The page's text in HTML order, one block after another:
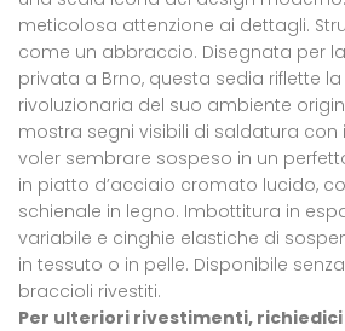
meticolosa attenzione ai dettagli.
come un abbraccio. Disegnata per
privata a Brno, questa sedia riflette
rivoluzionaria del suo ambiente
mostra segni visibili di saldatura con
voler sembrare sospeso in un
in piatto d’acciaio cromato lucido,
schienale in legno. Imbottitura in
variabile e cinghie elastiche di
in tessuto o in pelle. Disponibile
braccioli rivestiti.
Per ulteriori rivestimenti,